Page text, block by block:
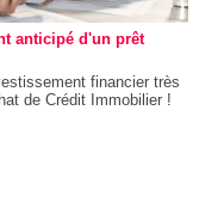
anticipé d'un prêt
financier très
de Crédit Immobilier !